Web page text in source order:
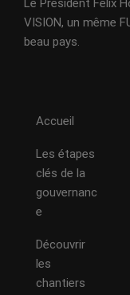
Le Président Félix
VISION, un même
beau pays.
Accueil
Les étapes
clés de la
gouvernanc
e
Découvrir
les
chantiers